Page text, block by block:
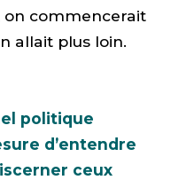
on commencerait
allait plus loin.
politique
d’entendre
ceux